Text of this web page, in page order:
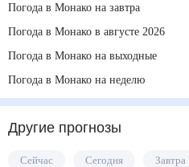
Погода в Монако на завтра
Погода в Монако в августе 2026
Погода в Монако на выходные
Погода в Монако на неделю
Другие прогнозы
Сейчас Сегодня Завтра